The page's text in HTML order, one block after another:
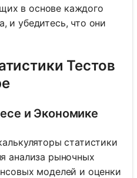
в основе каждого
и убедитесь, что они
Тестов
и Экономике
статистики
анализа рыночных
моделей и оценки